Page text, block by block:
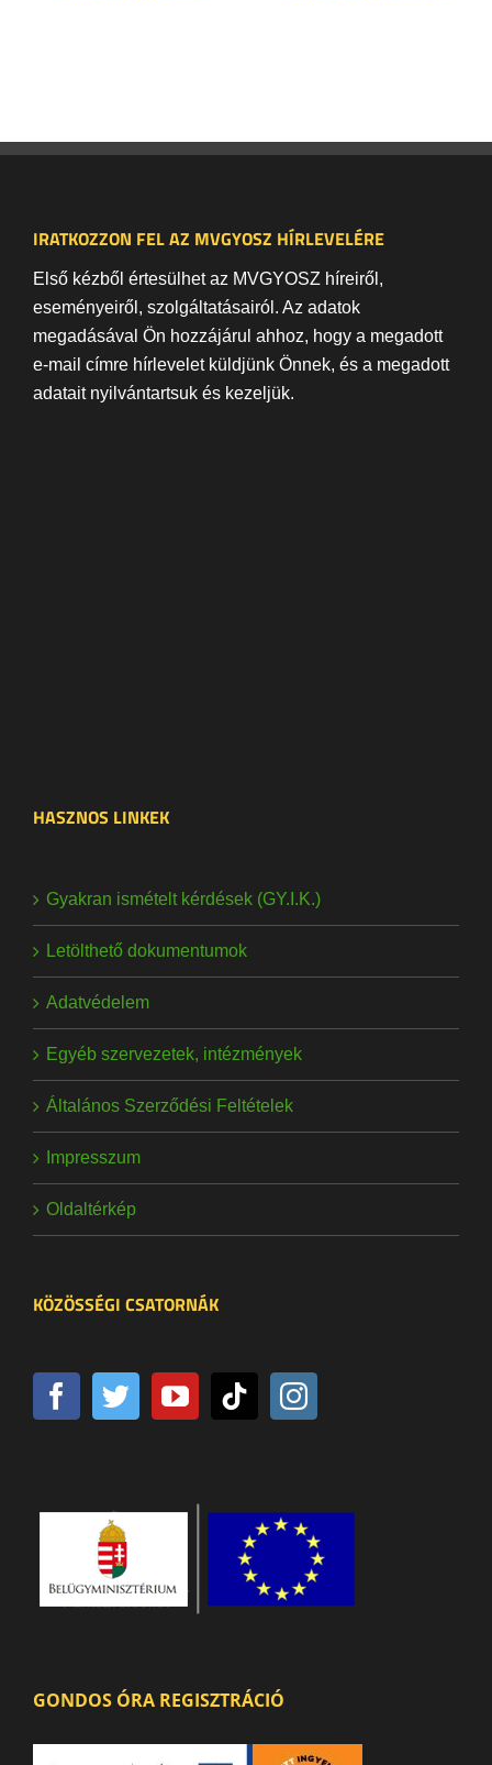
IRATKOZZON FEL AZ MVGYOSZ HÍRLEVELÉRE
Első kézből értesülhet az MVGYOSZ híreiről,
eseményeiről, szolgáltatásairól. Az adatok
megadásával Ön hozzájárul ahhoz, hogy a megadott
e-mail címre hírlevelet küldjünk Önnek, és a megadott
adatait nyilvántartsuk és kezeljük.
HASZNOS LINKEK
Gyakran ismételt kérdések (GY.I.K.)
Letölthető dokumentumok
Adatvédelem
Egyéb szervezetek, intézmények
Általános Szerződési Feltételek
Impresszum
Oldaltérkép
KÖZÖSSÉGI CSATORNÁK
GONDOS ÓRA REGISZTRÁCIÓ